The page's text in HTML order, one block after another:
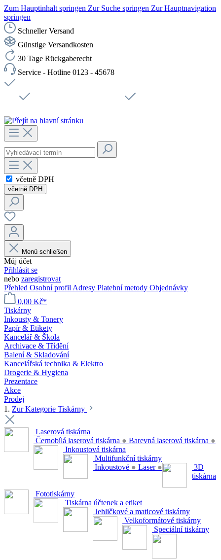
Zum Hauptinhalt springen Zur Suche springen Zur Hauptnavigation
springen
Schneller Versand
Günstige Versandkosten
30 Tage Rückgaberecht
Service - Hotline 0123 - 45678
včetně DPH
včetně DPH
Menü schließen
Můj účet
Přihlásit se
nebo zaregistrovat
Přehled Osobní profil Adresy Platební metody Objednávky
0,00 Kč*
Tiskárny
Inkousty & Tonery
Papír & Etikety
Kancelář & Škola
Archivace & Třídění
Balení & Skladování
Kancelářská technika & Elektro
Drogerie & Hygiena
Prezentace
Akce
Prodej
1. Zur Kategorie Tiskárny
Laserová tiskárna
Černobílá laserová tiskárna ● Barevná laserová tiskárna ●
Inkoustová tiskárna
Multifunkční tiskárny
Inkoustové ● Laser ●
3D
tiskárna
Fototiskárny
Tiskárna účtenek a etiket
Jehličkové a maticové tiskárny
Velkoformátové tiskárny
Speciální tiskárny